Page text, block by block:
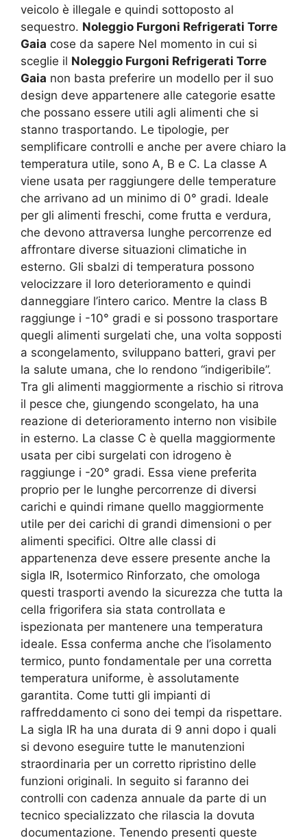
veicolo è illegale e quindi sottoposto al
sequestro. Noleggio Furgoni Refrigerati Torre
Gaia cose da sapere Nel momento in cui si
sceglie il Noleggio Furgoni Refrigerati Torre
Gaia non basta preferire un modello per il suo
design deve appartenere alle categorie esatte
che possano essere utili agli alimenti che si
stanno trasportando. Le tipologie, per
semplificare controlli e anche per avere chiaro la
temperatura utile, sono A, B e C. La classe A
viene usata per raggiungere delle temperature
che arrivano ad un minimo di 0° gradi. Ideale
per gli alimenti freschi, come frutta e verdura,
che devono attraversa lunghe percorrenze ed
affrontare diverse situazioni climatiche in
esterno. Gli sbalzi di temperatura possono
velocizzare il loro deterioramento e quindi
danneggiare l’intero carico. Mentre la class B
raggiunge i -10° gradi e si possono trasportare
quegli alimenti surgelati che, una volta sopposti
a scongelamento, sviluppano batteri, gravi per
la salute umana, che lo rendono “indigeribile”.
Tra gli alimenti maggiormente a rischio si ritrova
il pesce che, giungendo scongelato, ha una
reazione di deterioramento interno non visibile
in esterno. La classe C è quella maggiormente
usata per cibi surgelati con idrogeno è
raggiunge i -20° gradi. Essa viene preferita
proprio per le lunghe percorrenze di diversi
carichi e quindi rimane quello maggiormente
utile per dei carichi di grandi dimensioni o per
alimenti specifici. Oltre alle classi di
appartenenza deve essere presente anche la
sigla IR, Isotermico Rinforzato, che omologa
questi trasporti avendo la sicurezza che tutta la
cella frigorifera sia stata controllata e
ispezionata per mantenere una temperatura
ideale. Essa conferma anche che l’isolamento
termico, punto fondamentale per una corretta
temperatura uniforme, è assolutamente
garantita. Come tutti gli impianti di
raffreddamento ci sono dei tempi da rispettare.
La sigla IR ha una durata di 9 anni dopo i quali
si devono eseguire tutte le manutenzioni
straordinaria per un corretto ripristino delle
funzioni originali. In seguito si faranno dei
controlli con cadenza annuale da parte di un
tecnico specializzato che rilascia la dovuta
documentazione. Tenendo presenti queste